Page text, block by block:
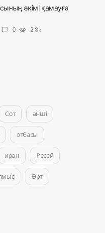
әкімі қамауға
chat_bubble 0 visibility 2.8k
Сот әнші
отбасы
иран Ресей
Өрт